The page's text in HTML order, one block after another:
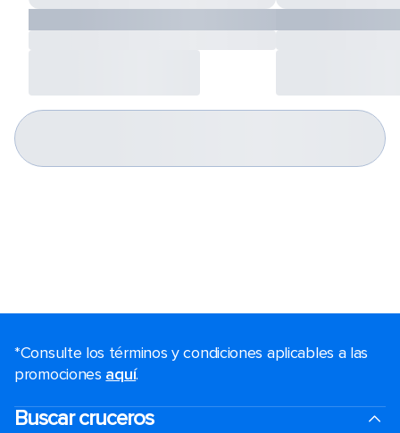
*Consulte los términos y condiciones aplicables a las
promociones aquí.
Buscar cruceros